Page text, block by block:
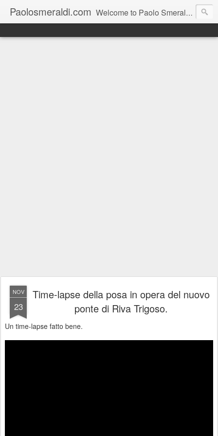
Paolosmeraldi.com Welcome to Paolo Smeraldi's website, online since 2002. Consigliere comunale a Sestri Levante.
NOV
23
Time-lapse della posa in opera del nuovo
ponte di Riva Trigoso.
Un time-lapse fatto bene.